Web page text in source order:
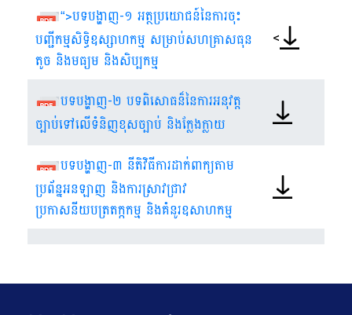
“>បទបង្ហាញ-១ អត្ថប្រយោជន៍នៃការចុះ
បញ្ជីកម្មសិទ្ធិឧស្សាហកម្ម សម្រាប់សហគ្រាសធុន
តូច និងមធ្យម និងសិប្បកម្ម
<
បទបង្ហាញ-២ បទពិសោធន៏នៃការអនុវត្ត
ច្បាប់ទៅលើទំនិញខុសច្បាប់ និងក្លែងក្លាយ
បទបង្ហាញ-៣ នីតិវិធីការដាក់ពាក្យតាម
ប្រព័ន្នអនឡាញ​ និងការស្រាវជ្រាវ
ប្រកាសនីយបត្រតក្កកម្ម និងគំនូរឧសាហកម្ម